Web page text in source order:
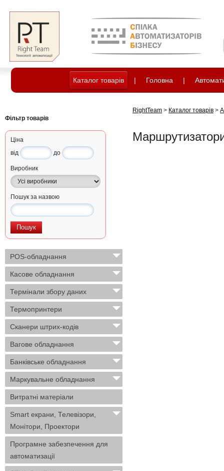
Каталог товарів | Головна |
Фільтр товарів
Ціна
від
до
Виробник
Пошук за назвою
POS-обладнання
Касове обладнання
Термінали збору даних
Термопринтери
Сканери штрих-кодів
Вагове обладнання
Банківське обладнання
Маркувальне обладнання
Витратні матеріали
Smart екрани, Телевізори,
Монітори, Проектори
Програмне забезпечення для
автоматизації
RightTeam > Каталог товарів >